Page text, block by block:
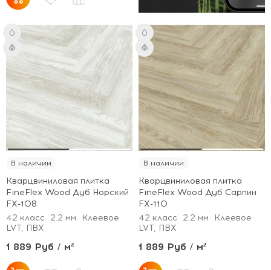
В наличии
Кварцвиниловая плитка
FineFlex Wood Дуб Норский
FX-108
42 класс
2.2 мм
Клеевое
LVT, ПВХ
1 889 Руб / м²
В наличии
Кварцвиниловая плитка
FineFlex Wood Дуб Сарпин
FX-110
42 класс
2.2 мм
Клеевое
LVT, ПВХ
1 889 Руб / м²